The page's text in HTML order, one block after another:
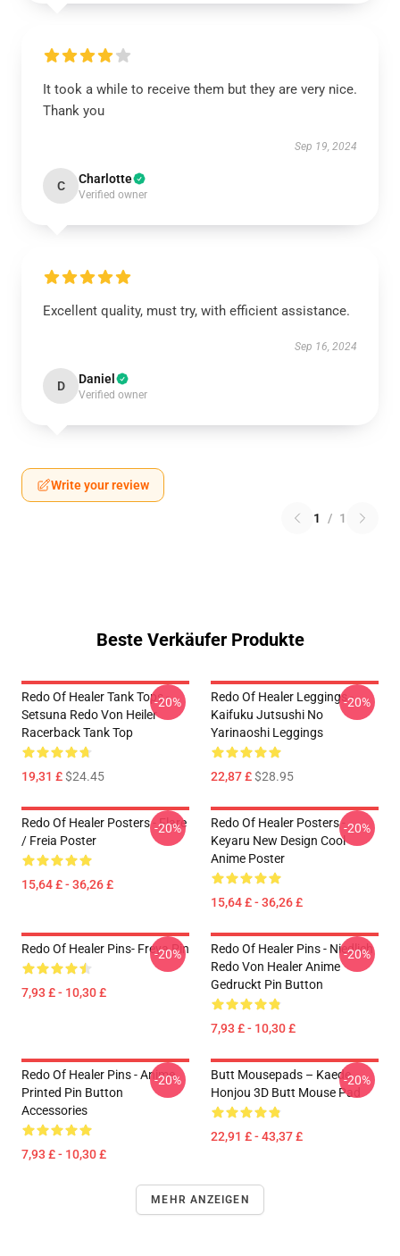
It took a while to receive them but they are very nice.
Thank you
Sep 19, 2024
C Charlotte
Verified owner
Excellent quality, must try, with efficient assistance.
Sep 16, 2024
D Daniel
Verified owner
Write your review
1 / 1
Beste Verkäufer Produkte
Redo Of Healer Tank Tops -
Setsuna Redo Von Heiler
Racerback Tank Top
19,31 £$24.45
-20%
Redo Of Healer Leggings -
Kaifuku Jutsushi No
Yarinaoshi Leggings
22,87 £$28.95
-20%
Redo Of Healer Posters - Flare
/ Freia Poster
15,64 £ - 36,26 £
-20%
Redo Of Healer Posters -
Keyaru New Design Cool
Anime Poster
15,64 £ - 36,26 £
-20%
Redo Of Healer Pins- Freya Pin
7,93 £ - 10,30 £
-20%
Redo Of Healer Pins - Niedlich
Redo Von Healer Anime
Gedruckt Pin Button
7,93 £ - 10,30 £
-20%
Redo Of Healer Pins - Anime
Printed Pin Button
Accessories
7,93 £ - 10,30 £
-20%
Butt Mousepads – Kaede
Honjou 3D Butt Mouse Pad
22,91 £ - 43,37 £
-20%
MEHR ANZEIGEN